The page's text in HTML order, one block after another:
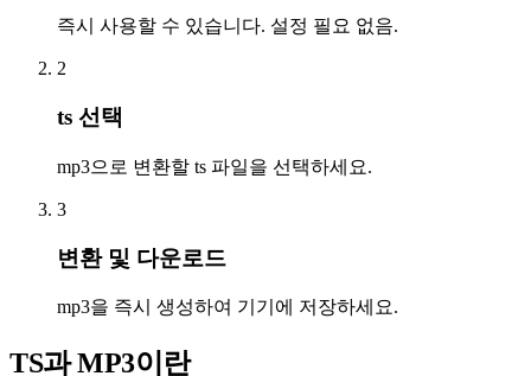
즉시 사용할 수 있습니다. 설정 필요 없음.
2
ts 선택
mp3으로 변환할 ts 파일을 선택하세요.
3
변환 및 다운로드
mp3을 즉시 생성하여 기기에 저장하세요.
TS과 MP3이란